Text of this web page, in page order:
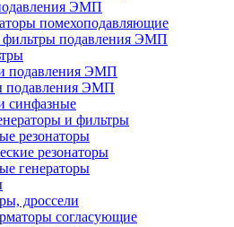
ЭМП
помехоподавляющие
фильтры подавления ЭМП
подавления ЭМП
подавления ЭМП
синфазные
и фильтры
резонаторы
резонаторы
генераторы
дроссели
согласующие